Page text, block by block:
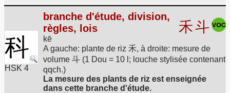
科
HSK 4
branche d'étude, division,
règles, lois
kē
禾斗
A gauche: plante de riz 禾, à droite: mesure de
volume 斗 (1 Dou = 10 l; louche stylisée contenant
qqch.)
La mesure des plants de riz est enseignée
dans cette branche d'étude.